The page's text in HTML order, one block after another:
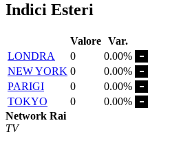
Indici Esteri
Valore Var.
LONDRA
0
0.00%
NEW YORK 0
0.00%
PARIGI
0
0.00%
TOKYO
0
0.00%
Network Rai
TV